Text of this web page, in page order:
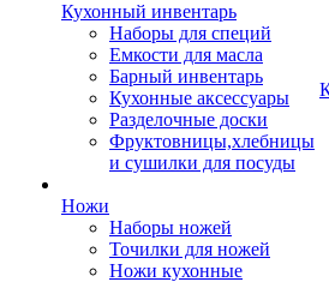
Кухонный инвентарь
Наборы для специй
Емкости для масла
Барный инвентарь
Кухонные аксессуары
Разделочные доски
Фруктовницы,хлебницы
и сушилки для посуды
Ножи
Наборы ножей
Точилки для ножей
Ножи кухонные